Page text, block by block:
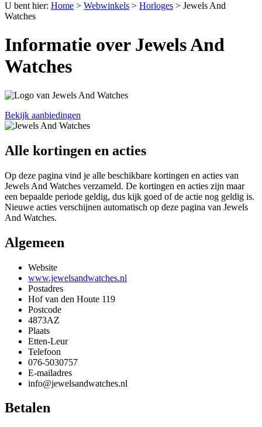
U bent hier: Home > Webwinkels > Horloges > Jewels And
Watches
Informatie over Jewels And
Watches
Bekijk aanbiedingen
Alle kortingen en acties
Op deze pagina vind je alle beschikbare kortingen en acties van
Jewels And Watches verzameld. De kortingen en acties zijn maar
een bepaalde periode geldig, dus kijk goed of de actie nog geldig is.
Nieuwe acties verschijnen automatisch op deze pagina van Jewels
And Watches.
Algemeen
Website
www.jewelsandwatches.nl
Postadres
Hof van den Houte 119
Postcode
4873AZ
Plaats
Etten-Leur
Telefoon
076-5030757
E-mailadres
info@jewelsandwatches.nl
Betalen